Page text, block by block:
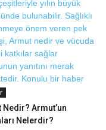
Nedir? Armut’un
Nelerdir?